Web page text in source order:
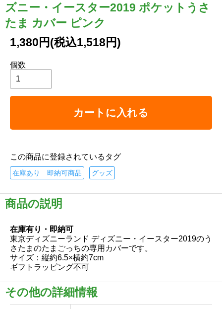
ズニー・イースター2019 ポケットうさ
たま カバー ピンク
1,380円(税込1,518円)
個数
カートに入れる
この商品に登録されているタグ
在庫あり 即納可商品 グッズ
商品の説明
在庫有り・即納可
東京ディズニーランド ディズニー・イースター2019のう
さたまのたまごっちの専用カバーです。
サイズ：縦約6.5×横約7cm
ギフトラッピング不可
その他の詳細情報